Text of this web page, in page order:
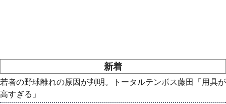
新着
若者の野球離れの原因が判明。トータルテンボス藤田「用具が
高すぎる」